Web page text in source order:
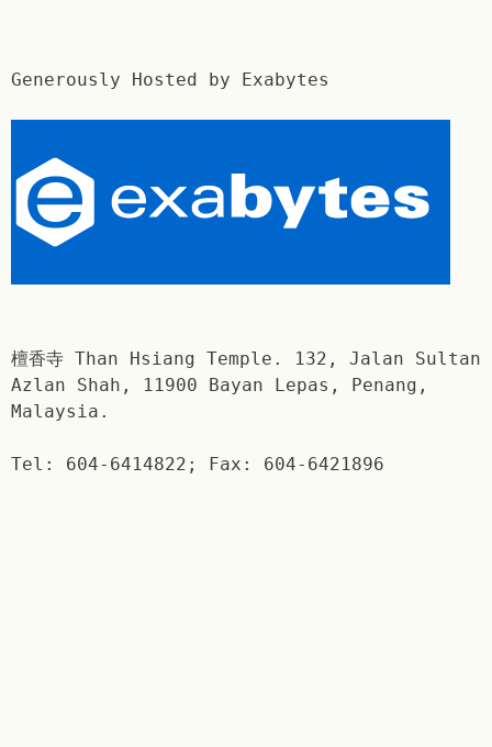
Generously Hosted by Exabytes
檀香寺 Than Hsiang Temple. 132, Jalan Sultan
Azlan Shah, 11900 Bayan Lepas, Penang,
Malaysia.
Tel: 604-6414822; Fax: 604-6421896